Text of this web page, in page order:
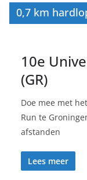
0,7 km
10e
(GR)
Doe mee met
Run te
afstanden
Lees meer